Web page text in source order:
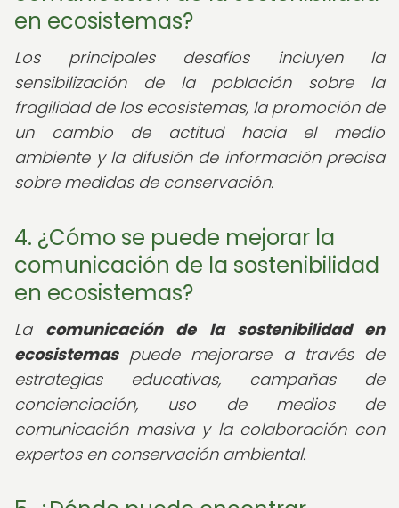
en ecosistemas?
Los principales desafíos incluyen la
sensibilización de la población sobre la
fragilidad de los ecosistemas, la promoción de
un cambio de actitud hacia el medio
ambiente y la difusión de información precisa
sobre medidas de conservación.
4. ¿Cómo se puede mejorar la
comunicación de la sostenibilidad
en ecosistemas?
La comunicación de la sostenibilidad en
ecosistemaspuede mejorarse a través de
estrategias educativas, campañas de
concienciación, uso de medios de
comunicación masiva y la colaboración con
expertos en conservación ambiental.